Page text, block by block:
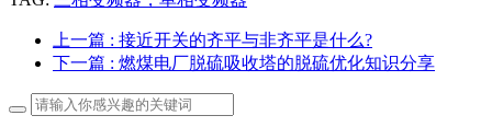
上一篇 : 接近开关的齐平与非齐平是什么?
下一篇 : 燃煤电厂脱硫吸收塔的脱硫优化知识分享